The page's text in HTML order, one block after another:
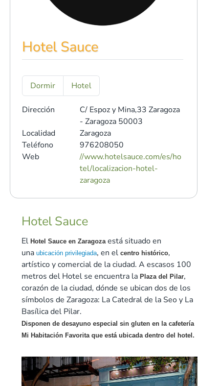
Hotel Sauce
Dormir Hotel
Dirección C/ Espoz y Mina,33 Zaragoza
- Zaragoza 50003
Localidad
Zaragoza
Teléfono
976208050
Web
//www.hotelsauce.com/es/ho
tel/localizacion-hotel-
zaragoza
Hotel Sauce
El Hotel Sauce en Zaragoza está situado en
una ubicación privilegiada, en el centro histórico,
artístico y comercial de la ciudad. A escasos 100
metros del Hotel se encuentra la Plaza del Pilar,
corazón de la ciudad, dónde se ubican dos de los
símbolos de Zaragoza: La Catedral de la Seo y La
Basílica del Pilar.
Disponen de desayuno especial sin gluten en la cafetería
Mi Habitación Favorita que está ubicada dentro del hotel.